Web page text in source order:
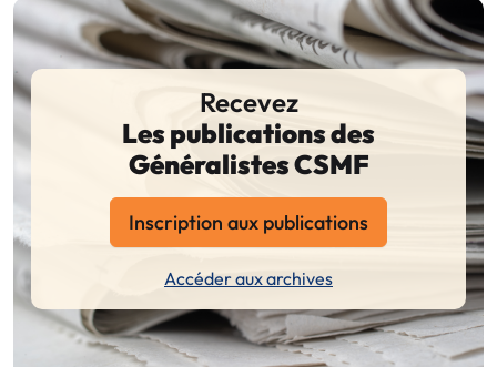
Recevez
Les publications des
Généralistes CSMF
Inscription aux publications
Accéder aux archives